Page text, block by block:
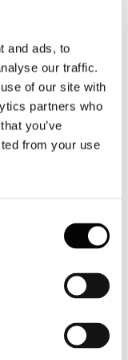
and ads, to
our traffic.
of our site with
partners who
you’ve
from your use
500mila velivoli
anni: entro il 2045 la
oltre 50.000
Commercial Market
impatto delle attuali
dell’aviazione
del veicolo a quello